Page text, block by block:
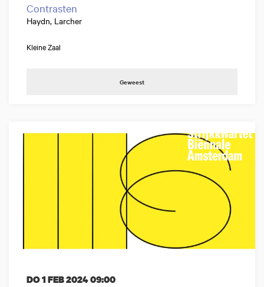
Contrasten
Haydn, Larcher
Kleine Zaal
Geweest
DO 1 FEB 202409:00